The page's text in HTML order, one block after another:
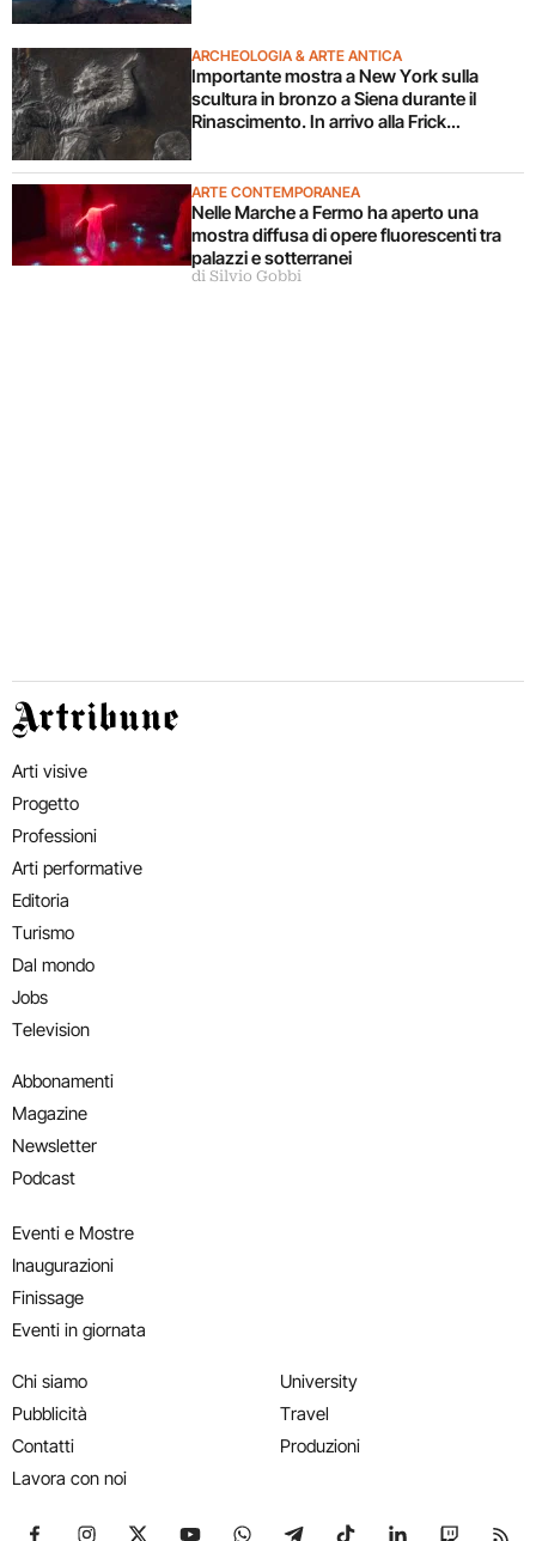
ARCHEOLOGIA & ARTE ANTICA
Importante mostra a New York sulla
scultura in bronzo a Siena durante il
Rinascimento. In arrivo alla Frick
ARTE CONTEMPORANEA
Nelle Marche a Fermo ha aperto una
mostra diffusa di opere fluorescenti tra
palazzi e sotterranei
di Silvio Gobbi
Artribune
Arti visive
Progetto
Professioni
Arti performative
Editoria
Turismo
Dal mondo
Jobs
Television
Abbonamenti
Magazine
Newsletter
Podcast
Eventi e Mostre
Inaugurazioni
Finissage
Eventi in giornata
Chi siamo
Pubblicità
Contatti
Lavora con noi
University
Travel
Produzioni
Seguici su Facebook
Seguici su Instagram
Seguici su X
Seguici su YouTube
Seguici su WhatsApp
Seguici su Telegram
Seguici su TikTok
Seguici su
Seguici